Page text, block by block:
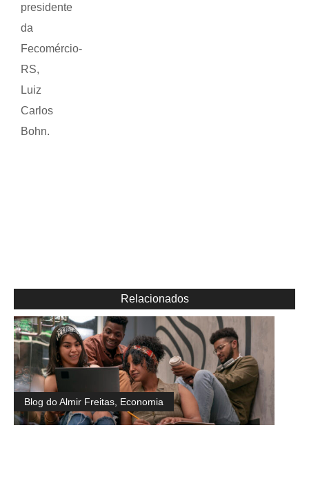
presidente
da
Fecomércio-
RS,
Luiz
Carlos
Bohn.
Relacionados
Blog do Almir Freitas Economia